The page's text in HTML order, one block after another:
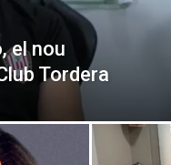
el nou
Tordera